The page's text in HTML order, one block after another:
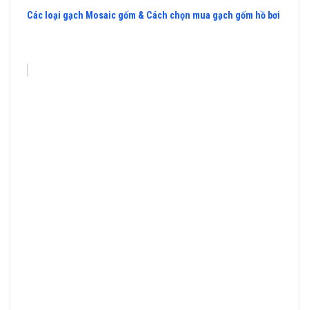
Các loại gạch Mosaic gốm & Cách chọn mua gạch gốm hồ bơi